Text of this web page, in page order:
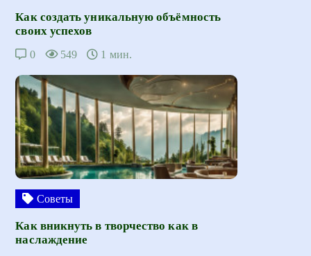
Как создать уникальную объёмность
своих успехов
0 549 1 мин.
Советы
Как вникнуть в творчество как в
наслаждение